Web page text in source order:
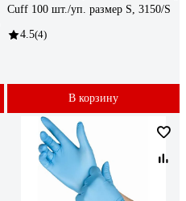
Cuff 100 шт./уп. размер S, 3150/S
4.5(4)
В корзину